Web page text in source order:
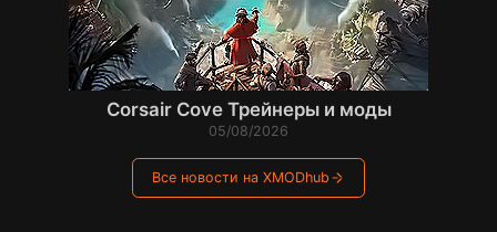
Corsair Cove Трейнеры и моды
05/08/2026
Все новости на XMODhub